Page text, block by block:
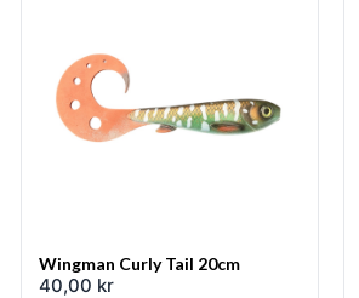
Wingman Curly Tail 20cm
40,00 kr